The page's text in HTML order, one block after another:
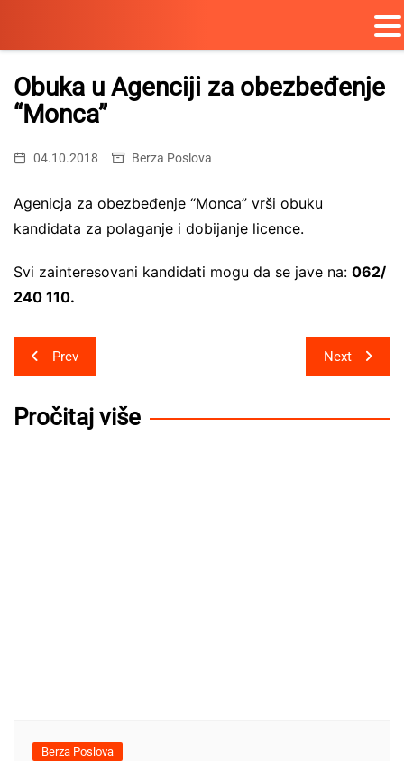
Skip
content
Obuka u Agenciji za obezbeđenje
“Monca”
04.10.2018 Berza Poslova
Agenicja za obezbeđenje “Monca” vrši obuku
kandidata za polaganje i dobijanje licence.
Svi zainteresovani kandidati mogu da se jave na: 062/
240 110.
Post
navigation
Prev Next
Pročitaj više
Berza Poslova